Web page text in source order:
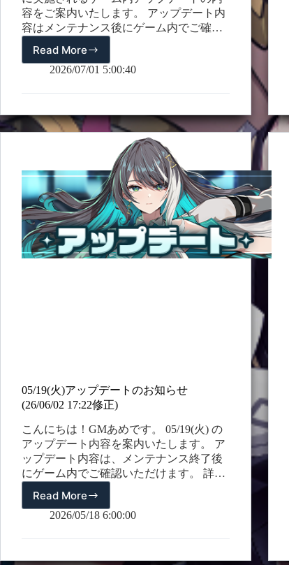
容をご案内いたします。 アップデート内
容はメンテナンス後にゲーム内でご確認
さい。 (07/02 14:20 追記) ワールドアリー
ナにおいて、敗北時のランキングポイン
– 以前開催されていた【ユートピアへよ
うこそ】イベントダンジョンが復刻しま
す。 – 以前プレイしたミッションまたは
ダンジョンクリア記録は削除され、ダン
ジョン別の達成報酬およびダンジョン初
回クリア報酬がリセットされます。 – 以
前の【ユートピアへようこそ】イベント
でプロフィールフレーム / スキンを購入
されていた場合、再購入はできません。
–…
Read More07/02(木)
の
ッ
デ
お
知
ら
せ
(07/02
14:20
2026/07/01 5:00:40
05/19(火)アップデートのお知らせ
(26/06/02 17:22修正)
こんにちは！GMあめです。 05/19(火) の
アップデート内容を案内いたします。 ア
ップデート内容は、メンテナンス終了後
にゲーム内でご確認いただけます。 詳細
1. 新規フェス限定仲間【ミッドナイトラ
ッシュ・スカディ】登場 – 疾走により敵
す。 ※今回の[ミッドナイトラッシュ・ス
Read More05/19(火)
ア
プ
デ
2026/05/18 6:00:00